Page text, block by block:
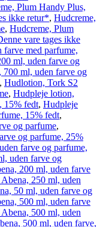
Plum Handy Plus,
ikke retur*, Hudcreme,
, Hudcreme, Plum
vare tages ikke
med parfume,
ml, uden farve og
ml, uden farve og
, Hudlotion, Tork S2
, Hudpleje lotion,
15% fedt, Hudpleje
15% fedt,
og parfume,
og parfume, 25%
farve og parfume,
uden farve og
200 ml, uden farve
250 ml, uden
50 ml, uden farve og
500 ml, uden farve
500 ml, uden
500 ml, uden farve,